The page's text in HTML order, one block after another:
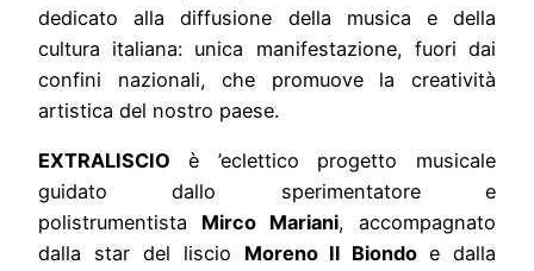
dedicato alla diffusione della musica e della
cultura italiana: unica manifestazione, fuori dai
confini nazionali, che promuove la creatività
artistica del nostro paese.
EXTRALISCIO è ’eclettico progetto musicale
guidato dallo sperimentatore e
polistrumentista Mirco Mariani, accompagnato
dalla star del liscio Moreno Il Biondoe dalla